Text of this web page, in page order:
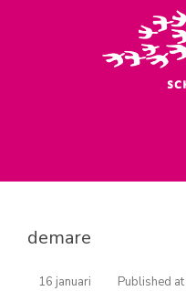
demare
Published
16 januari
at